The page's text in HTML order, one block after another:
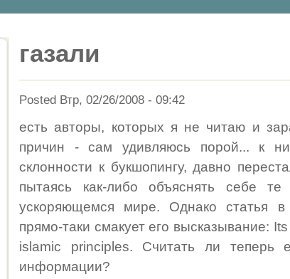
газали
Posted Втр, 02/26/2008 - 09:42
есть авторы, которых я не читаю и
причин - сам удивляюсь порой... к
склонности к букшопингу, давно
пытаясь как-либо объяснять себе
ускоряющемся мире. Однако статья в
прямо-таки смакует его высказывание:
islamic principles. Считать ли теперь
информации?